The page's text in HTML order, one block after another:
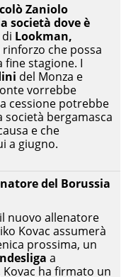
del Borussia
nuovo allenatore
Kovac assumerà
prossima, un
a
ha firmato un
Zaniolo
società dove è
Lookman,
che possa
stagione. I
del Monza e
vorrebbe
cessione potrebbe
bergamasca
e che
a giugno.